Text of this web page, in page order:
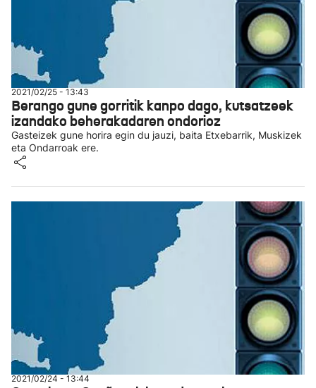
2021/02/25 - 13:43
Berango gune gorritik kanpo dago, kutsatzeek
izandako beherakadaren ondorioz
Gasteizek gune horira egin du jauzi, baita Etxebarrik, Muskizek
eta Ondarroak ere.
2021/02/24 - 13:44